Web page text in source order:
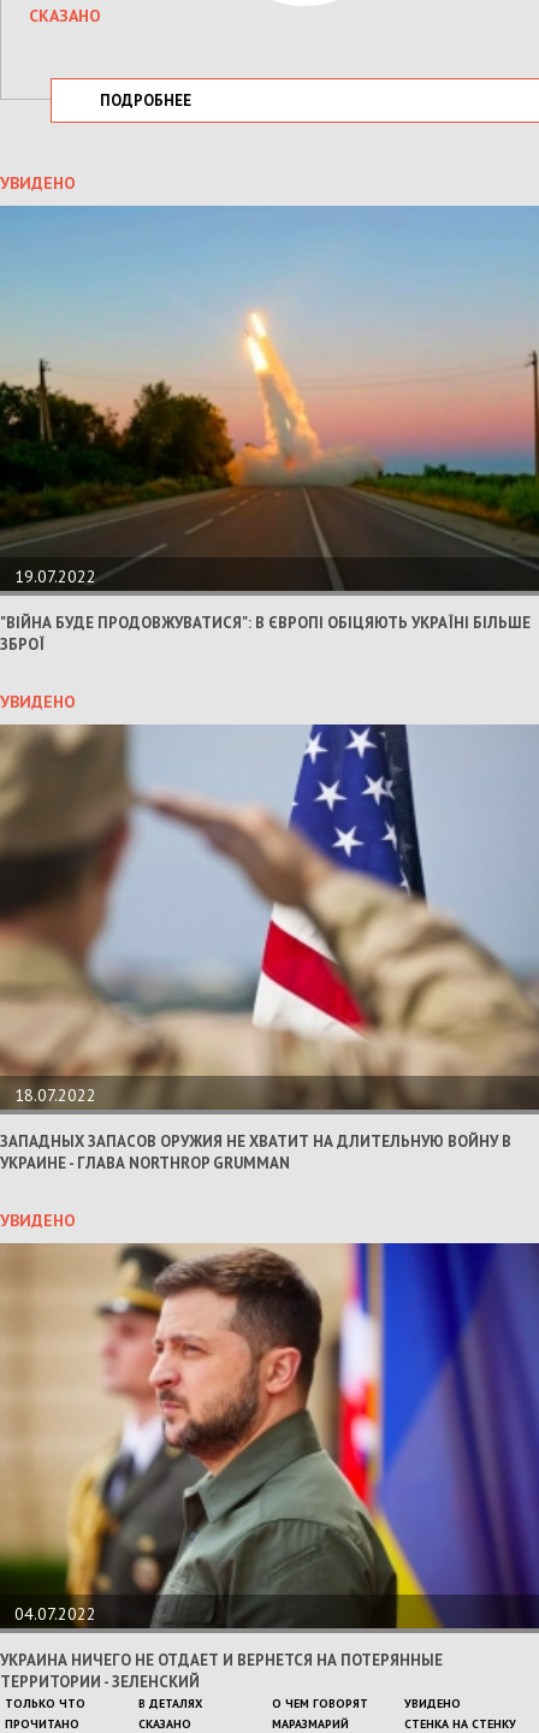
СКАЗАНО
ПОДРОБНЕЕ
УВИДЕНО
19.07.2022
"ВІЙНА БУДЕ ПРОДОВЖУВАТИСЯ": В ЄВРОПІ ОБІЦЯЮТЬ УКРАЇНІ БІЛЬШЕ
ЗБРОЇ
УВИДЕНО
18.07.2022
ЗАПАДНЫХ ЗАПАСОВ ОРУЖИЯ НЕ ХВАТИТ НА ДЛИТЕЛЬНУЮ ВОЙНУ В
УКРАИНЕ - ГЛАВА NORTHROP GRUMMAN
УВИДЕНО
04.07.2022
УКРАИНА НИЧЕГО НЕ ОТДАЕТ И ВЕРНЕТСЯ НА ПОТЕРЯННЫЕ
ТЕРРИТОРИИ - ЗЕЛЕНСКИЙ
ТОЛЬКО ЧТО В ДЕТАЛЯХ О ЧЕМ ГОВОРЯТ
УВИДЕНО
ПРОЧИТАНО
СКАЗАНО МАРАЗМАРИЙ СТЕНКА НА СТЕНКУ